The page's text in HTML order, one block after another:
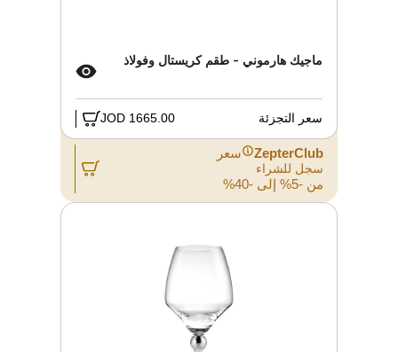
ماجيك هارموني - طقم كريستال وفولاذ
سعر التجزئة 1665.00 JOD
ZepterClub سعر
سجل للشراء
من -5% إلى -40%